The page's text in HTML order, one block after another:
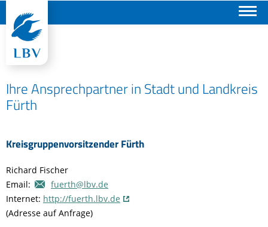
Ihre Ansprechpartner in Stadt und Landkreis
Fürth
Kreisgruppenvorsitzender Fürth
Richard Fischer
Email:
fuerth@lbv.de
Internet: http://fuerth.lbv.de
(Adresse auf Anfrage)